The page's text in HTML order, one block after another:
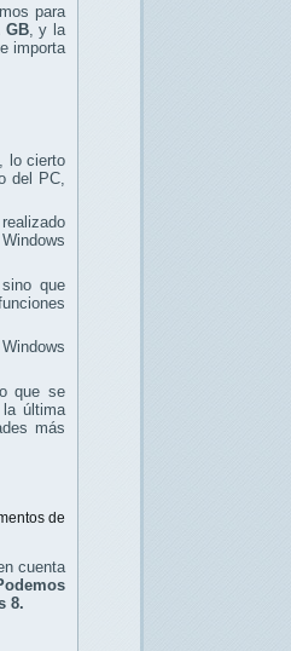
para
GB, y la
importa
lo cierto
del PC,
que
que se
la última
más
de
cuenta
8.